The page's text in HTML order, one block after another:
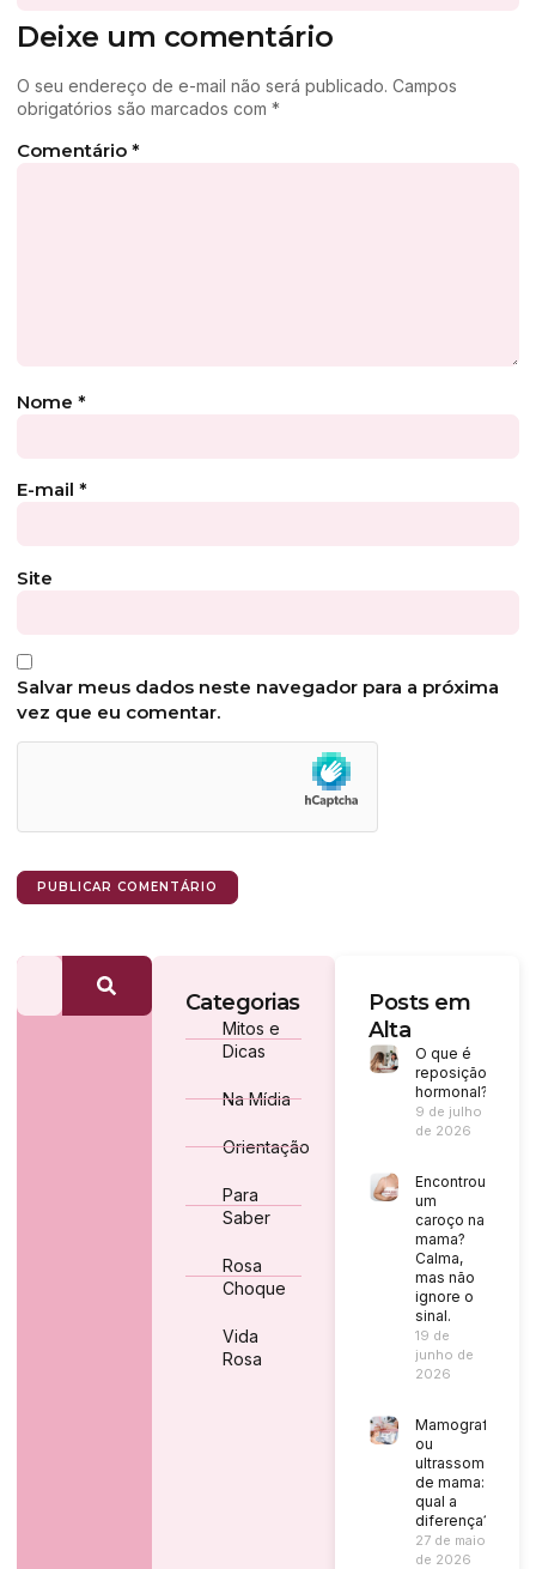
Deixe um comentário
O seu endereço de e-mail não será publicado. Campos
obrigatórios são marcados com *
Comentário *
Nome *
E-mail *
Site
Salvar meus dados neste navegador para a próxima
vez que eu comentar.
Categorias
Mitos e
Dicas
Na Mídia
Orientação
Para
Saber
Rosa
Choque
Vida
Rosa
Posts em
Alta
O que é
reposição
hormonal?
9 de julho
de 2026
Encontrou
um
caroço na
mama?
Calma,
mas não
ignore o
sinal.
19 de
junho de
2026
Mamografia
ou
ultrassom
de mama:
qual a
diferença?
27 de maio
de 2026